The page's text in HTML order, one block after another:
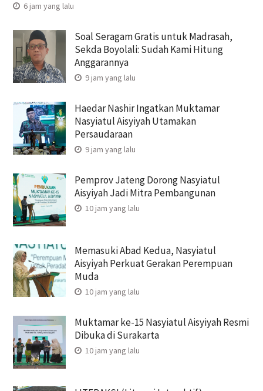
6 jam yang lalu
Soal Seragam Gratis untuk Madrasah,
Sekda Boyolali: Sudah Kami Hitung
Anggarannya
9 jam yang lalu
Haedar Nashir Ingatkan Muktamar
Nasyiatul Aisyiyah Utamakan
Persaudaraan
9 jam yang lalu
Pemprov Jateng Dorong Nasyiatul
Aisyiyah Jadi Mitra Pembangunan
10 jam yang lalu
Memasuki Abad Kedua, Nasyiatul
Aisyiyah Perkuat Gerakan Perempuan
Muda
10 jam yang lalu
Muktamar ke-15 Nasyiatul Aisyiyah Resmi
Dibuka di Surakarta
10 jam yang lalu